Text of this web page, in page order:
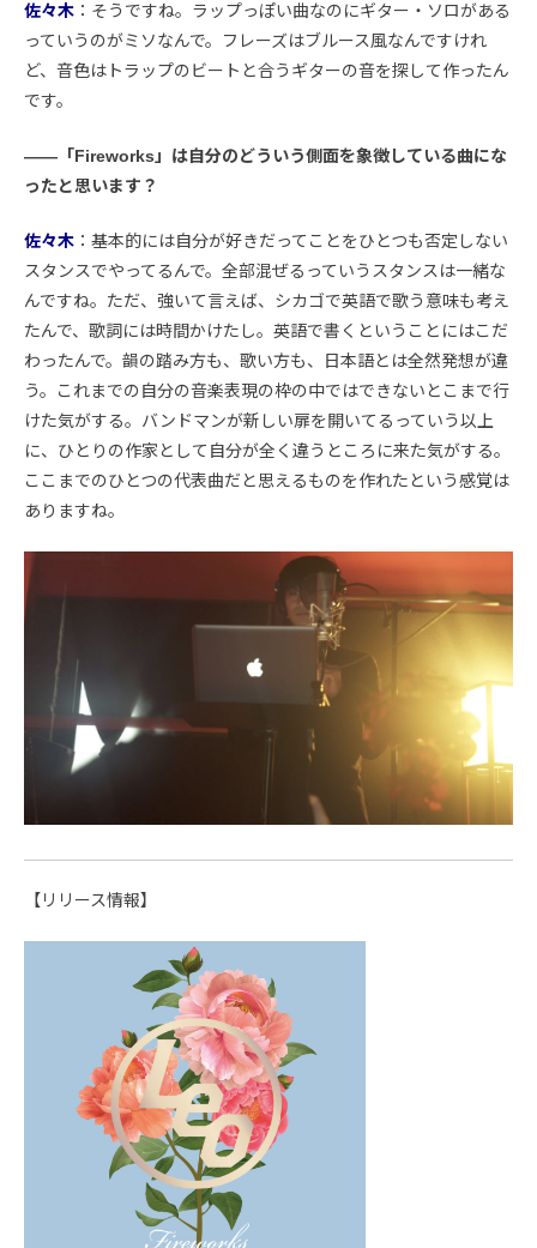
佐々木 ：そうですね。ラップっぽい曲なのにギター・ソロがある
っていうのがミソなんで。フレーズはブルース風なんですけれ
ど、音色はトラップのビートと合うギターの音を探して作ったん
です。
――「Fireworks」は自分のどういう側面を象徴している曲にな
ったと思います？
佐々木 ：基本的には自分が好きだってことをひとつも否定しない
スタンスでやってるんで。全部混ぜるっていうスタンスは一緒な
んですね。ただ、強いて言えば、シカゴで英語で歌う意味も考え
たんで、歌詞には時間かけたし。英語で書くということにはこだ
わったんで。韻の踏み方も、歌い方も、日本語とは全然発想が違
う。これまでの自分の音楽表現の枠の中ではできないとこまで行
けた気がする。バンドマンが新しい扉を開いてるっていう以上
に、ひとりの作家として自分が全く違うところに来た気がする。
ここまでのひとつの代表曲だと思えるものを作れたという感覚は
ありますね。
【リリース情報】